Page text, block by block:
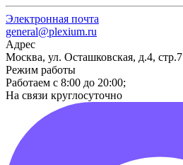
Электронная почта
general@plexium.ru
Адрес
Москва, ул. Осташковская, д.4, стр.7
Режим работы
Работаем с 8:00 до 20:00;
На связи круглосуточно